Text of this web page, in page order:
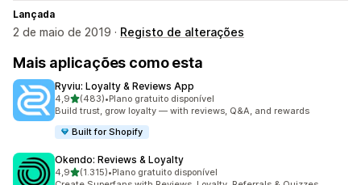
Lançada
2 de maio de 2019 · Registo de alterações
Mais aplicações como esta
Ryviu: Loyalty & Reviews App
4,9de 5 estrelas
(483)
483 total de avaliações
•Plano gratuito disponível
Build trust, grow loyalty — with reviews, Q&A, and rewards
Built for Shopify
Okendo: Reviews & Loyalty
4,9de 5 estrelas
(1.315)
1315 total de avaliações
•Plano gratuito disponível